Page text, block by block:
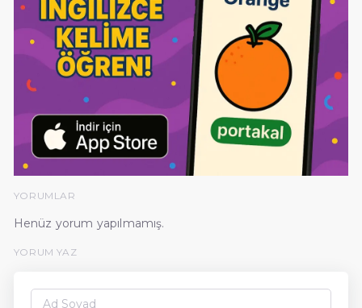
YORUMLAR
Henüz yorum yapılmamış.
YORUM YAZ